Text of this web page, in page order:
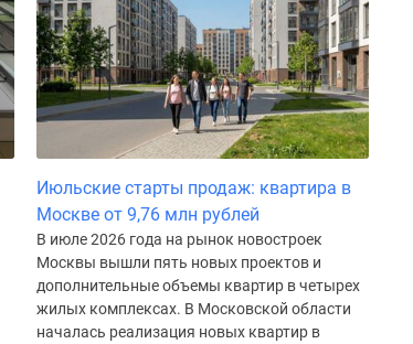
Июльские старты продаж: квартира в
Москве от 9,76 млн рублей
В июле 2026 года на рынок новостроек
Москвы вышли пять новых проектов и
дополнительные объемы квартир в четырех
жилых комплексах. В Московской области
началась реализация новых квартир в